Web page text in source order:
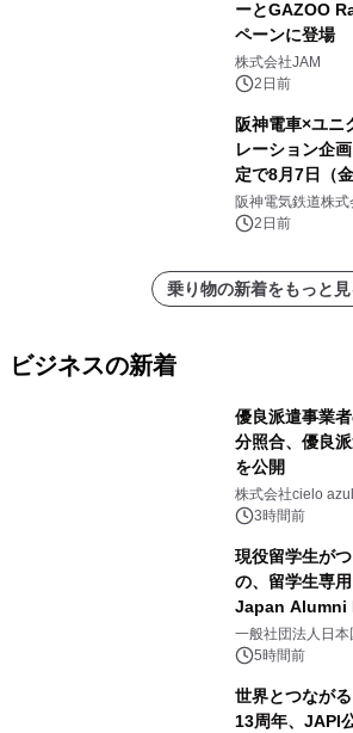
ーとGAZOO
ペーンに登場
GR 4車種の
メニューが展開
株式会社JAM
2日前
阪神電車×ユニ
レーション企
定で8月7日（
発売決定！
阪神電気鉄道株式
2日前
乗り物の新着をもっと見
ビジネスの新着
優良派遣事業
分照合、優良
を公開
株式会社cielo azul
3時間前
現役留学生が
の、留学生専
Japan Alumni
をリリース
一般社団法人日
5時間前
世界とつなが
13周年、JAPI